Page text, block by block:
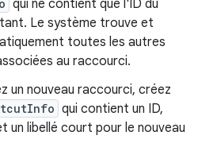
qui ne contient que l'ID du
Le système trouve et
toutes les autres
au raccourci.
un nouveau raccourci, créez
qui contient un ID,
un libellé court pour le nouveau